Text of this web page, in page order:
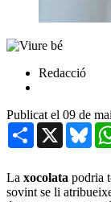
Redacció
Publicat el 09 de
Share X
La xocolata podria
sovint se li